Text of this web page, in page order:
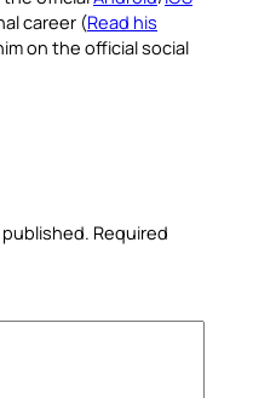
career (Read his
on the official social
published. Required